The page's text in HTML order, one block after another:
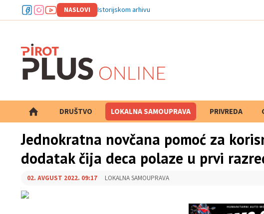
NASLOVI Istorijskom arhivu Pirot odobrena d
DRUŠTVO LOKALNA SAMOUPRAVA PRIVREDA
PRETRAGA
Jednokratna novčana pomoć za
dodatak čija deca polaze u prvi
02. AVGUST 2022. 09:17 LOKALNA SAMOUPRAVA